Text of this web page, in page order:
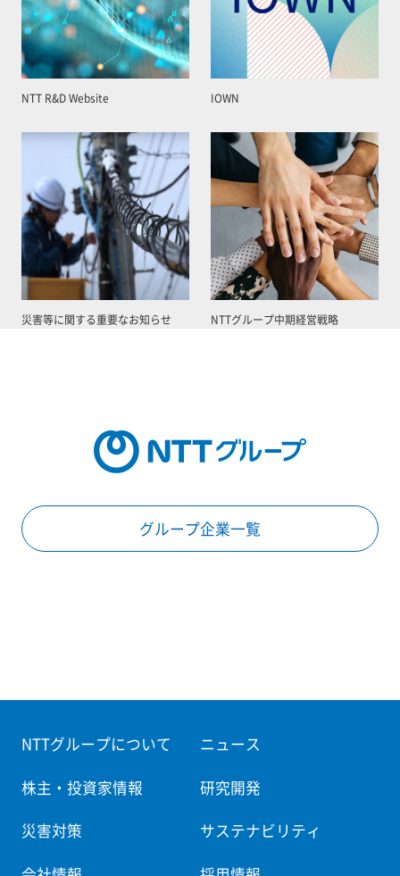
NTT R&D Website IOWN
災害等に関する重要なお知らせ NTTグループ中期経営戦略
グループ企業一覧
NTTグループについて ニュース
株主・投資家情報 研究開発
災害対策 サステナビリティ